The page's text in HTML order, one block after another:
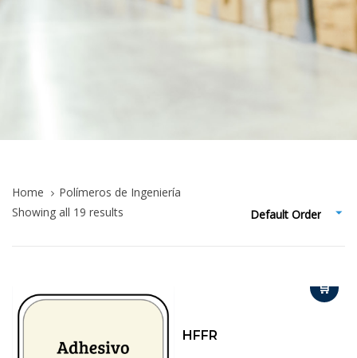
Home
Polímeros de Ingeniería
Showing all 19 results
Default Order
HFFR